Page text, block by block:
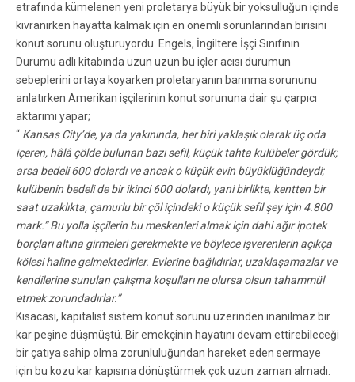
etrafında kümelenen yeni proletarya büyük bir yoksulluğun içinde
kıvranırken hayatta kalmak için en önemli sorunlarından birisini
konut sorunu oluşturuyordu. Engels, İngiltere İşçi Sınıfının
Durumu adlı kitabında uzun uzun bu içler acısı durumun
sebeplerini ortaya koyarken proletaryanın barınma sorununu
anlatırken Amerikan işçilerinin konut sorununa dair şu çarpıcı
aktarımı yapar;
“ Kansas City’de, ya da yakınında, her biri yaklaşık olarak üç oda
içeren, hâlâ çölde bulunan bazı sefil, küçük tahta kulübeler gördük;
arsa bedeli 600 dolardı ve ancak o küçük evin büyüklüğündeydi;
kulübenin bedeli de bir ikinci 600 dolardı, yani birlikte, kentten bir
saat uzaklıkta, çamurlu bir çöl içindeki o küçük sefil şey için 4.800
mark.” Bu yolla işçilerin bu meskenleri almak için dahi ağır ipotek
borçları altına girmeleri gerekmekte ve böylece işverenlerin açıkça
kölesi haline gelmektedirler. Evlerine bağlıdırlar, uzaklaşamazlar ve
kendilerine sunulan çalışma koşulları ne olursa olsun tahammül
etmek zorundadırlar.”
Kısacası, kapitalist sistem konut sorunu üzerinden inanılmaz bir
kar peşine düşmüştü. Bir emekçinin hayatını devam ettirebileceği
bir çatıya sahip olma zorunluluğundan hareket eden sermaye
için bu kozu kar kapısına dönüştürmek çok uzun zaman almadı.